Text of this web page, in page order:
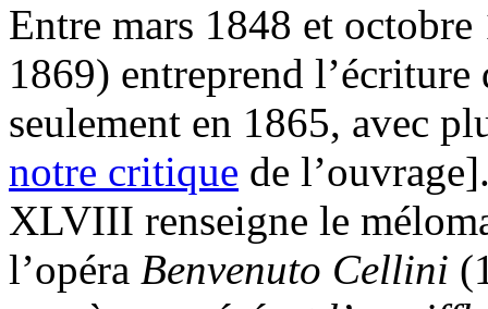
Entre mars 1848 et
1869) entreprend l’écriture
seulement en 1865, avec
notre critique de
XLVIII renseigne le
l’opéra Benvenuto Cellini